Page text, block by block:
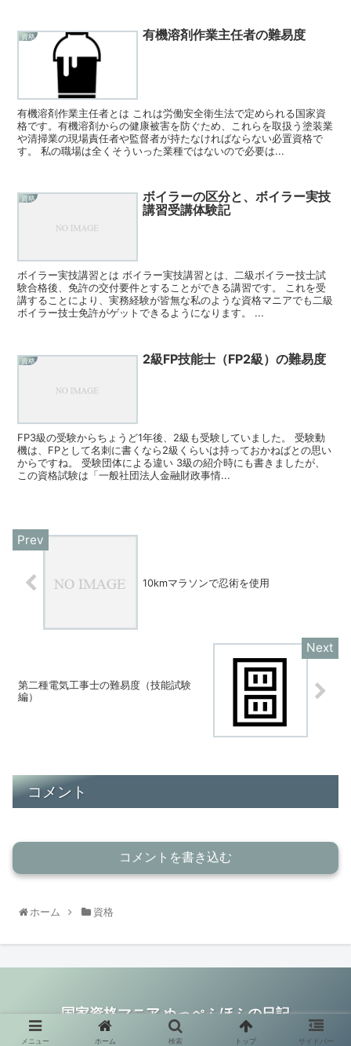
資格 有機溶剤作業主任者の難易度
有機溶剤作業主任者とは これは労働安全衛生法で定められる国家資
格です。有機溶剤からの健康被害を防ぐため、これらを取扱う塗装業
や清掃業の現場責任者や監督者が持たなければならない必置資格で
す。 私の職場は全くそういった業種ではないので必要は...
資格
ボイラーの区分と、ボイラー実技
講習受講体験記
ボイラー実技講習とは ボイラー実技講習とは、二級ボイラー技士試
験合格後、免許の交付要件とすることができる講習です。 これを受
講することにより、実務経験が皆無な私のような資格マニアでも二級
ボイラー技士免許がゲットできるようになります。 ...
資格 2級FP技能士（FP2級）の難易度
FP3級の受験からちょうど1年後、2級も受験していました。 受験動
機は、FPとして名刺に書くなら2級くらいは持っておかねばとの思い
からですね。 受験団体による違い 3級の紹介時にも書きましたが、
この資格試験は「一般社団法人金融財政事情...
10kmマラソンで忍術を使用
第二種電気工事士の難易度（技能試験
編）
コメント
コメントを書き込む
ホーム 資格
国家資格マニア ぬっぺふほふの日記
© 2015 国家資格マニア ぬっぺふほふの日記.
メニュー ホーム 検索 トップ サイドバー